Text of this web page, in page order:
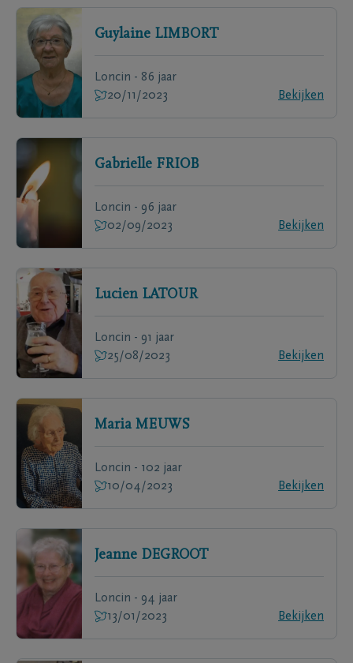
Guylaine LIMBORT
Loncin - 86 jaar
20/11/2023
Bekijken
Gabrielle FRIOB
Loncin - 96 jaar
02/09/2023
Bekijken
Lucien LATOUR
Loncin - 91 jaar
25/08/2023
Bekijken
Maria MEUWS
Loncin - 102 jaar
10/04/2023
Bekijken
Jeanne DEGROOT
Loncin - 94 jaar
13/01/2023
Bekijken